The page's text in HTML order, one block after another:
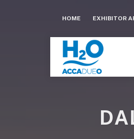
HOME EXHIBITOR